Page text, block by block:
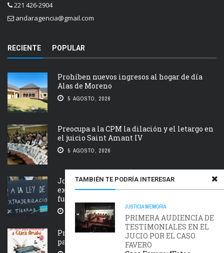
TAMBIÉN TE PODRÍA INTERESAR
JUSTICIA MEMORIA
PRIMERA AUDIENCIA DE
TESTIMONIALES EN EL
JUCIO POR EL CASO
FAVERO
221 426-2904
andaragencia@gmail.com
RECIENTE POPULAR
Prohíben nuevos ingresos al hogar de día
Alas de Moreno
5 AGOSTO, 2026
Preocupa a la CPM la dilación y el letargo en
el juicio Saint Amant IV
5 AGOSTO, 2026
Jornada nacional en rechazo a la
extranjerización de tierras, manejo del
fuego y desalojos
5 AGOSTO, 2026
Próxima estación: un tren de ida y vuelta
para Clara Anahí